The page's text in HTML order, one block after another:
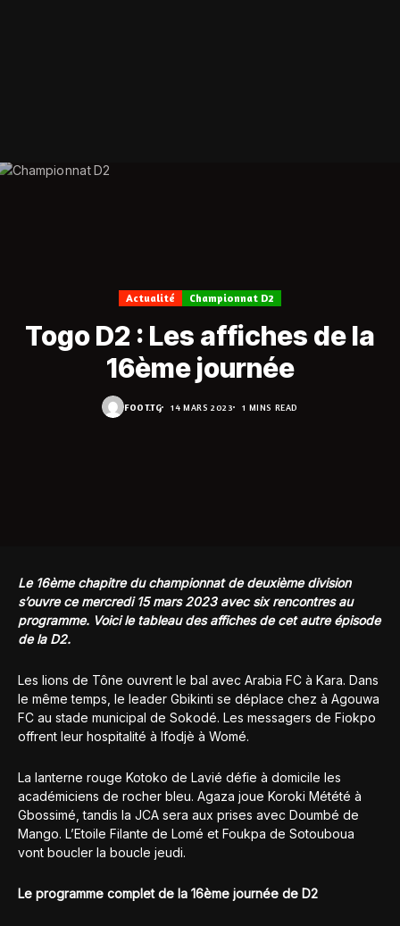
Actualité Championnat D2
Togo D2 : Les affiches de la
16ème journée
FOOT.TG 14 MARS 2023 1 MINS READ
Le 16ème chapitre du championnat de deuxième division
s’ouvre ce mercredi 15 mars 2023 avec six rencontres au
programme. Voici le tableau des affiches de cet autre épisode
de la D2.
Les lions de Tône ouvrent le bal avec Arabia FC à Kara. Dans
le même temps, le leader Gbikinti se déplace chez à Agouwa
FC au stade municipal de Sokodé. Les messagers de Fiokpo
offrent leur hospitalité à Ifodjè à Womé.
La lanterne rouge Kotoko de Lavié défie à domicile les
académiciens de rocher bleu. Agaza joue Koroki Métété à
Gbossimé, tandis la JCA sera aux prises avec Doumbé de
Mango. L’Etoile Filante de Lomé et Foukpa de Sotouboua
vont boucler la boucle jeudi.
Le programme complet de la 16ème journée de D2